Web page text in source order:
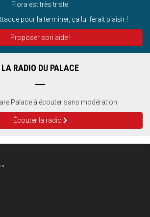
Flora est très triste.
pour la terminer, ça lui ferait plaisir !
Proposer son aide !
LA RADIO DU PALACE
Palace à écouter sans modération
Écouter la radio